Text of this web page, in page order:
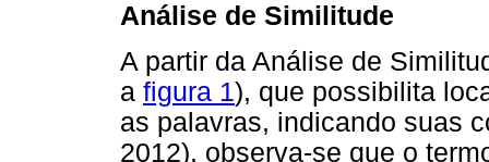
Análise de Similitude
A partir da Análise de
a figura 1), que possibilita
as palavras, indicando suas
2012), observa-se que o